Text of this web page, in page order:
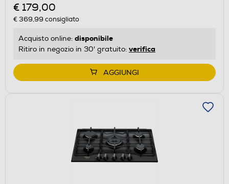
€ 179,00
€ 369,99 consigliato
Acquisto online: disponibile
Ritiro in negozio in 30' gratuito: verifica
AGGIUNGI